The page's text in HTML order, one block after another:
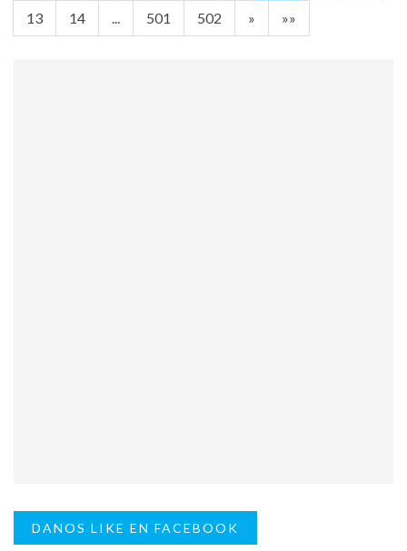
13 14 ... 501 502 » »»
DANOS LIKE EN FACEBOOK